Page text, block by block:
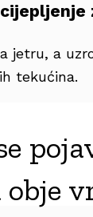
jetru, a
tekućina.